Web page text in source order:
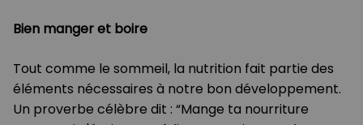
Bien manger et boire
Tout comme le sommeil, la nutrition fait partie des
éléments nécessaires à notre bon développement.
Un proverbe célèbre dit : “Mange ta nourriture